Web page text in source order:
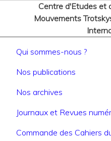
Centre d'Etudes et
Mouvements
Navigation
Qui sommes-nous ?
Nos publications
Nos archives
Journaux et Revues
Commande des Cahiers